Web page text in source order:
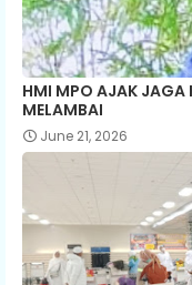
HMI MPO AJAK JAGA
MELAMBAI
June 21, 2026